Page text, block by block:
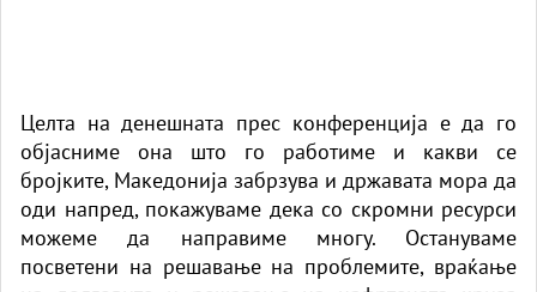
Целта на денешната прес конференција е да го
објасниме она што го работиме и какви се
бројките, Македонија забрзува и државата мора да
оди напред, покажуваме дека со скромни ресурси
можеме да направиме многу. Остануваме
посветени на решавање на проблемите, враќање